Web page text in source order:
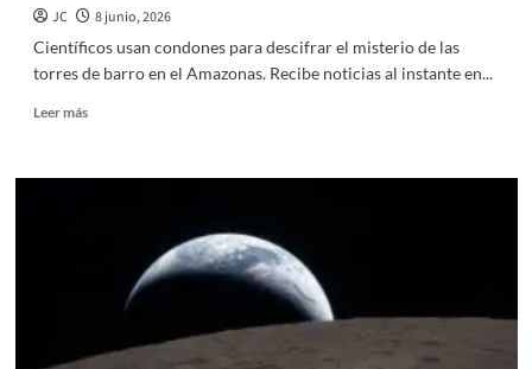
JC
8 junio, 2026
Científicos usan condones para descifrar el misterio de las
torres de barro en el Amazonas. Recibe noticias al instante en...
Leer másRead
Científicos
misterio
las